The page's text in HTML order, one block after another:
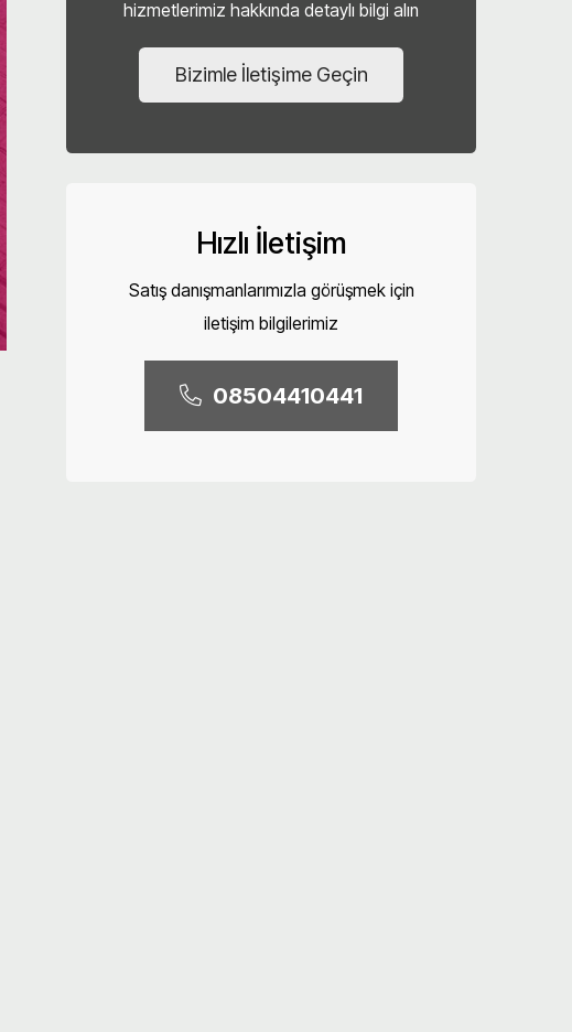
hizmetlerimiz hakkında detaylı bilgi alın
Bizimle İletişime Geçin
Hızlı İletişim
Satış danışmanlarımızla görüşmek için
iletişim bilgilerimiz
08504410441